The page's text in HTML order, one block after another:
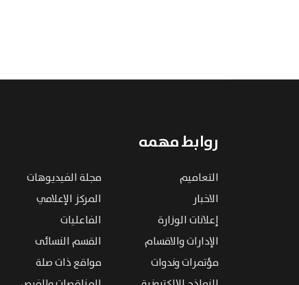
روابط مهمه
التعاميم
مجلة الفيديوهات
الاخبار
المركز الإعلامي
إعلانات الوزارة
الفاعليات
الإدارات والاقسام
القسم النسائى
مؤتمرات وندوات
مواقع ذات صلة